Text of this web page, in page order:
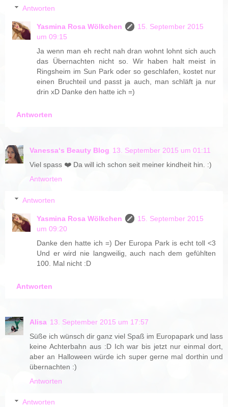
Antworten
Yasmina Rosa Wölkchen
15. September 2015
um 09:15
Ja wenn man eh recht nah dran wohnt lohnt sich auch
das Übernachten nicht so. Wir haben halt meist in
Ringsheim im Sun Park oder so geschlafen, kostet nur
einen Bruchteil und passt ja auch, man schläft ja nur
drin xD Danke den hatte ich =)
Antworten
Vanessa‘s Beauty Blog 13. September 2015 um 01:11
Viel spass ❤️ Da will ich schon seit meiner kindheit hin. :)
Antworten
Antworten
Yasmina Rosa Wölkchen
15. September 2015
um 09:20
Danke den hatte ich =) Der Europa Park is echt toll <3
Und er wird nie langweilig, auch nach dem gefühlten
100. Mal nicht :D
Antworten
Alisa 13. September 2015 um 17:57
Süße ich wünsch dir ganz viel Spaß im Europapark und lass
keine Achterbahn aus :D Ich war bis jetzt nur einmal dort,
aber an Halloween würde ich super gerne mal dorthin und
übernachten :)
Antworten
Antworten